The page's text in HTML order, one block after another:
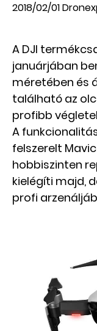
2018/02/01
A DJI
januárjában
méretében és
található az
profibb
A
felszerelt
hobbiszinten
kielégíti majd,
profi